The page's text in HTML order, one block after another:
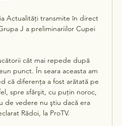
Actualități transmite în direct
J a preliminariilor Cupei
cât mai repede după
punct. În seara aceasta am
că diferenţa a fost arătată pe
spre sfârşit, cu puţin noroc,
de vedere nu ştiu dacă era
Rădoi, la ProTV.